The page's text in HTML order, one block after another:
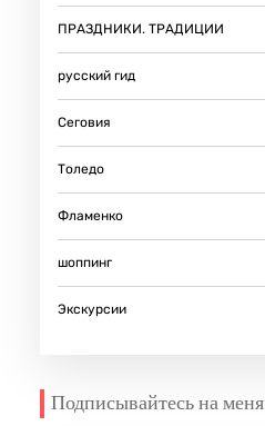
ПРАЗДНИКИ. ТРАДИЦИИ
русский гид
Сеговия
Толедо
Фламенко
шоппинг
Экскурсии
Подписывайтесь на меня